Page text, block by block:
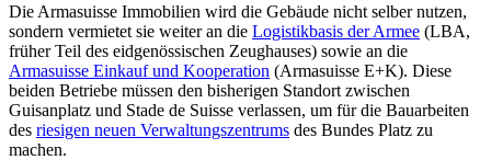
Die Armasuisse Immobilien wird die Gebäude nicht selber nutzen,
sondern vermietet sie weiter an die Logistikbasis der Armee (LBA,
früher Teil des eidgenössischen Zeughauses) sowie an die
Armasuisse Einkauf und Kooperation (Armasuisse E+K). Diese
beiden Betriebe müssen den bisherigen Standort zwischen
Guisanplatz und Stade de Suisse verlassen, um für die Bauarbeiten
des riesigen neuen Verwaltungszentrums des Bundes Platz zu
machen.